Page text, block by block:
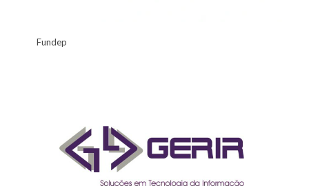
Fundep